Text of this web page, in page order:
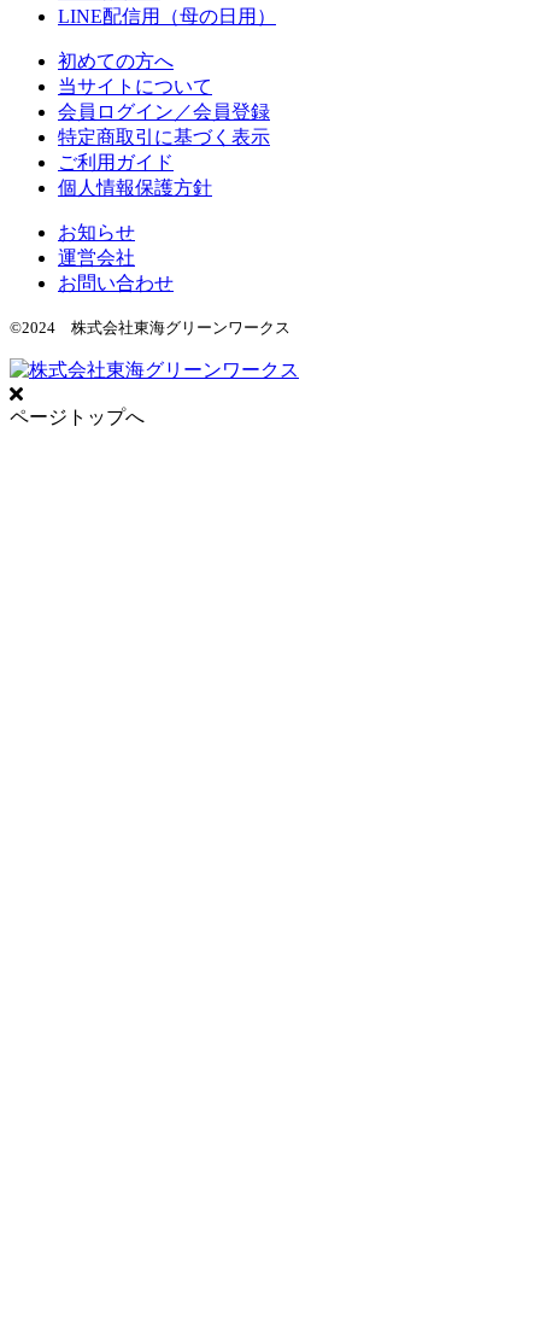
LINE配信用（母の日用）
初めての方へ
当サイトについて
会員ログイン／会員登録
特定商取引に基づく表示
ご利用ガイド
個人情報保護方針
お知らせ
運営会社
お問い合わせ
©2024 株式会社東海グリーンワークス
ページトップへ